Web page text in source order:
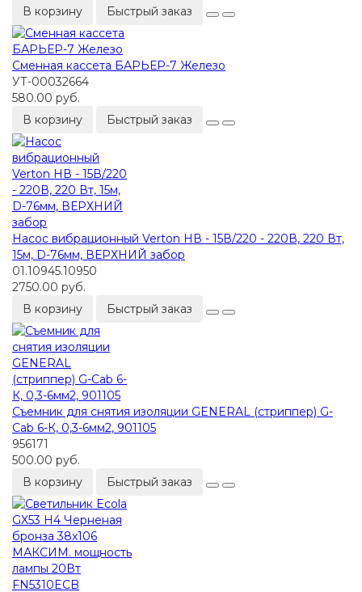
В корзину
Быстрый заказ
Сменная кассета БАРЬЕР-7 Железо
УТ-00032664
580.00 руб.
В корзину
Быстрый заказ
Насос вибрационный Verton НВ - 15В/220 - 220В, 220 Вт,
15м, D-76мм, ВЕРХНИЙ забор
01.10945.10950
2750.00 руб.
В корзину
Быстрый заказ
Съемник для снятия изоляции GENERAL (стриппер) G-
Cab 6-К, 0,3-6мм2, 901105
956171
500.00 руб.
В корзину
Быстрый заказ